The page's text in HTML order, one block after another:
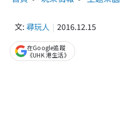
文: 尋玩人 2016.12.15
在Google追蹤
《UHK 港生活》